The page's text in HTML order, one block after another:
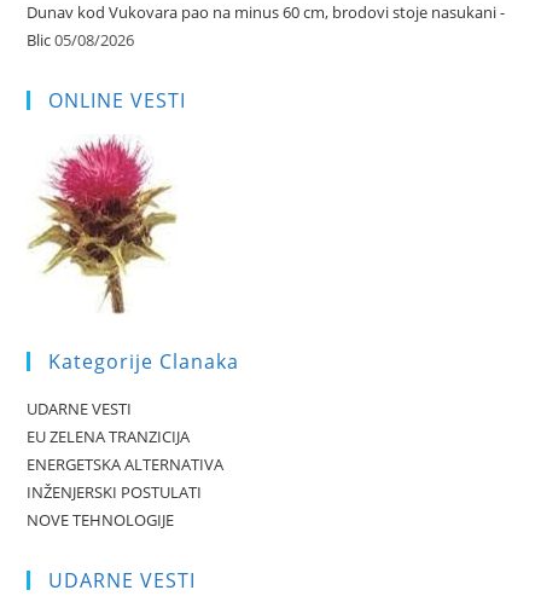
Dunav kod Vukovara pao na minus 60 cm, brodovi stoje nasukani -
Blic05/08/2026
ONLINE VESTI
Kategorije Clanaka
UDARNE VESTI
EU ZELENA TRANZICIJA
ENERGETSKA ALTERNATIVA
INŽENJERSKI POSTULATI
NOVE TEHNOLOGIJE
UDARNE VESTI